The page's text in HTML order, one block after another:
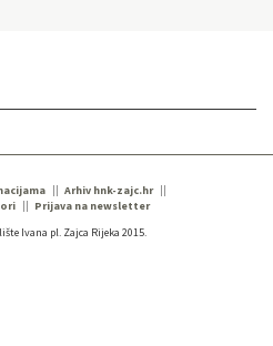
Arhiv hnk-zajc.hr
Prijava na newsletter
Ivana pl. Zajca Rijeka 2015.